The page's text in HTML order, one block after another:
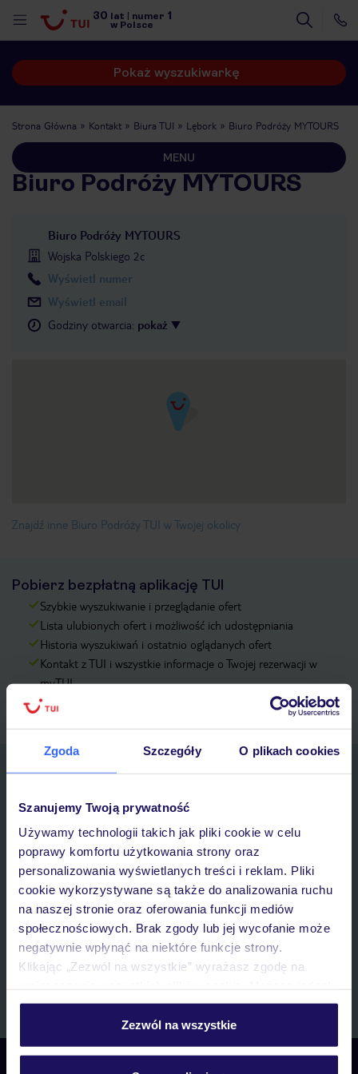
Zgoda Szczegóły O plikach cookies
Szanujemy Twoją prywatność
Używamy technologii takich jak pliki cookie w celu
poprawy komfortu użytkowania strony oraz
personalizowania wyświetlanych treści i reklam. Pliki
cookie wykorzystywane są także do analizowania ruchu
na naszej stronie oraz oferowania funkcji mediów
społecznościowych. Brak zgody lub jej wycofanie może
negatywnie wpłynąć na niektóre funkcje strony.
Klikając „Zezwól na wszystkie” wyrażasz zgodę na
personalizować swój wybór wchodząc w zakładkę
Szczegółowe informacje o plikach cookie znajdziesz
Zezwól na wszystkie
30 lat numer 1
w Polsce
Pokaż wyszukiwarkę
Strona Główna Kontakt Biura TUI Lębork Biuro Podróży MYTOURS
MENU
Biuro Podróży MYTOURS
Biuro Podróży MYTOURS
Wojska Polskiego 2c
Wyświetl numer
Wyświetl email
Godziny otwarcia: pokaż
Znajdź inne Biuro Podróży TUI w Twojej okolicy
Pobierz bezpłatną aplikację TUI
Szybkie wyszukiwanie i przeglądanie ofert
Lista ulubionych ofert i możliwość ich udostępniania
Historia wyszukiwań i ostatnio oglądanych ofert
Kontakt z TUI i wszystkie informacje o Twojej rezerwacji w
myTUI
Zapisz się do newslettera
Wyrażam zgodę na przetwarzanie danych osobowych przez TUI
Poland Sp. z o.o. i TUI Poland Dystrybucja Sp. z o.o. w celach
marketingowych, w zakresie oraz celu wskazanym w„Informacji o
przetwarzaniu danych osobowych” , poprzez elektroniczną formę
komunikacji (e-mail), także z użyciem tzw. automatycznych
systemów wywołujących.
Skontaktuj się z nami